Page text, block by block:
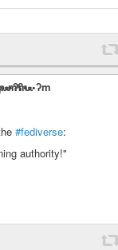
.. ᘛ⁐̤ᕐᐷ bitPickup mʕ•ﻌ•ʔm
#fediverse:
authority!"